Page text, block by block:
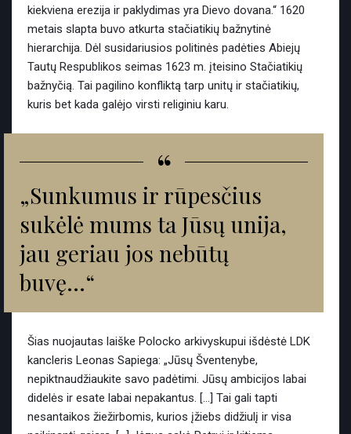
kiekviena erezija ir paklydimas yra Dievo dovana.“ 1620
metais slapta buvo atkurta stačiatikių bažnytinė
hierarchija. Dėl susidariusios politinės padėties Abiejų
Tautų Respublikos seimas 1623 m. įteisino Stačiatikių
bažnyčią. Tai pagilino konfliktą tarp unitų ir stačiatikių,
kuris bet kada galėjo virsti religiniu karu.
“
„Sunkumus ir rūpesčius
sukėlė mums ta Jūsų unija,
jau geriau jos nebūtų
buvę…“
Šias nuojautas laiške Polocko arkivyskupui išdėstė LDK
kancleris Leonas Sapiega: „Jūsų Šventenybe,
nepiktnaudžiaukite savo padėtimi. Jūsų ambicijos labai
didelės ir esate labai nepakantus. […] Tai gali tapti
nesantaikos žiežirbomis, kurios įžiebs didžiulį ir visa